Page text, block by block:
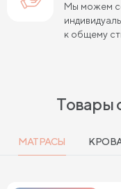
Мы можем
к общему
Товары
МАТРАСЫ